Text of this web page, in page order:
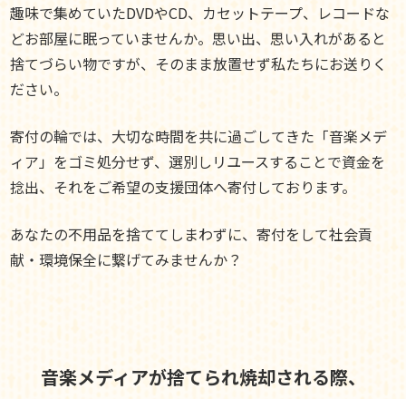
趣味で集めていたDVDやCD、カセットテープ、レコードな
どお部屋に眠っていませんか。思い出、思い入れがあると
捨てづらい物ですが、そのまま放置せず私たちにお送りく
ださい。
寄付の輪では、大切な時間を共に過ごしてきた「音楽メデ
ィア」をゴミ処分せず、選別しリユースすることで資金を
捻出、それをご希望の支援団体へ寄付しております。
あなたの不用品を捨ててしまわずに、寄付をして社会貢
献・環境保全に繋げてみませんか？
音楽メディアが捨てられ焼却される際、